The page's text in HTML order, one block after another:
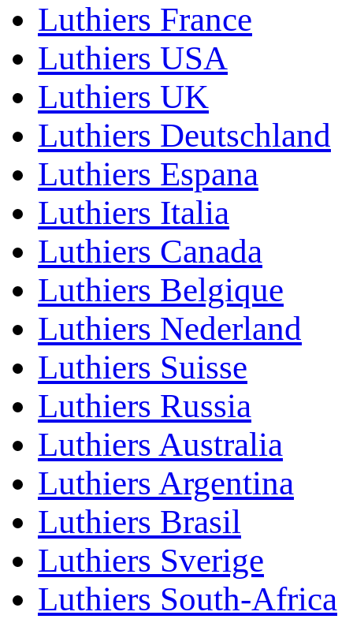
Luthiers France
Luthiers USA
Luthiers UK
Luthiers Deutschland
Luthiers Espana
Luthiers Italia
Luthiers Canada
Luthiers Belgique
Luthiers Nederland
Luthiers Suisse
Luthiers Russia
Luthiers Australia
Luthiers Argentina
Luthiers Brasil
Luthiers Sverige
Luthiers South-Africa